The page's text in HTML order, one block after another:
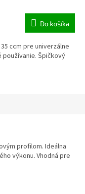
Do košíka
ccm pre univerzálne
Špičkový
profilom. Ideálna
výkonu. Vhodná pre